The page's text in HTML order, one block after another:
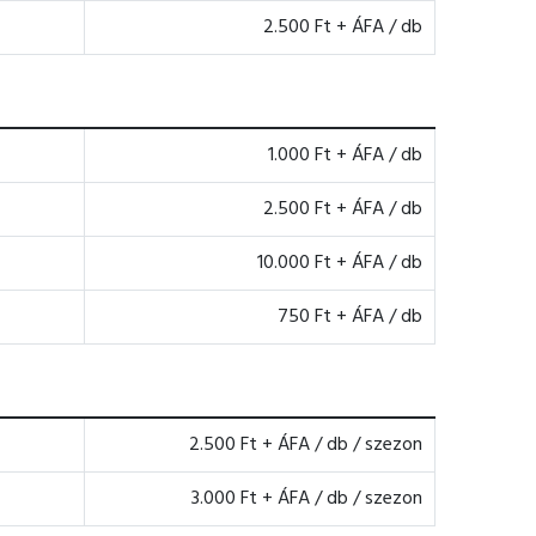
2.500 Ft + ÁFA / db
1.000 Ft + ÁFA / db
2.500 Ft + ÁFA / db
10.000 Ft + ÁFA / db
750 Ft + ÁFA / db
2.500 Ft + ÁFA / db / szezon
3.000 Ft + ÁFA / db / szezon